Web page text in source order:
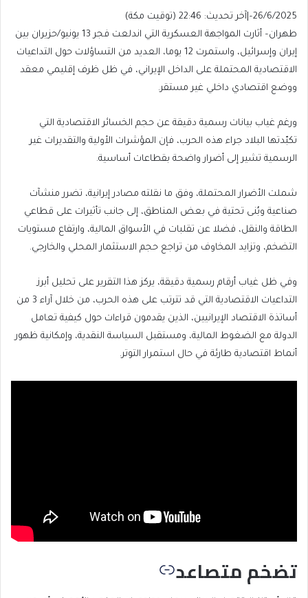
26/6/2025
– آخر تحديث: 22:46 (توقيت مكة)
طهران– أثارت المواجهة العسكرية التي اندلعت فجر 13 يونيو/حزيران بين
إيران وإسرائيل، واستمرت 12 يوما، العديد من التساؤلات حول التداعيات
الاقتصادية المحتملة على الداخل الإيراني، في ظل ظرف إقليمي معقد
ووضع اقتصادي داخلي غير مستقر.
ورغم غياب بيانات رسمية دقيقة عن حجم الخسائر الاقتصادية التي
تكبّدتها البلاد جراء هذه الحرب، فإن المؤشرات الأولية والتقديرات غير
الرسمية تشير إلى أضرار واضحة بقطاعات أساسية.
شملت الأضرار المحتملة، وفق ما نقلته مصادر إيرانية، تضرر منشآت
صناعية وبُنى تحتية في بعض المناطق، إلى جانب تأثيرات على قطاعي
الطاقة والنقل، فضلا عن تقلبات في الأسواق المالية، وارتفاع مستويات
التضخم، وتزايد المخاوف من تراجع حجم الاستثمار المحلي والخارجي.
وفي ظل غياب أرقام رسمية دقيقة، يركز هذا التقرير على تحليل أبرز
التداعيات الاقتصادية التي قد تترتب على هذه الحرب، من خلال آراء 3 من
أساتذة الاقتصاد الإيرانيين، الذين يقدمون قراءات حول كيفية تعامل
الدولة مع الضغوط المالية، ومستقبل السياسة النقدية، وإمكانية ظهور
أنماط اقتصادية طارئة في حال استمرار التوتر.
تضخم متصاعد